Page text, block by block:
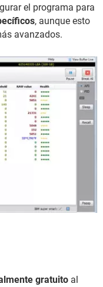
el programa para
, aunque esto
avanzados.
gratuito al